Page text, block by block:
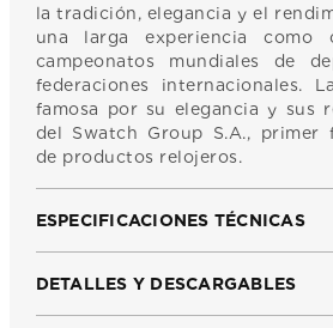
la tradición, elegancia y el
una larga experiencia como
campeonatos mundiales de
federaciones internacionales.
famosa por su elegancia y sus
del Swatch Group S.A., primer
de productos relojeros.
ESPECIFICACIONES TÉCNICAS
DETALLES Y DESCARGABLES